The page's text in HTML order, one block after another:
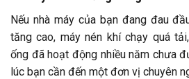
Nếu nhà máy của bạn đang đau
tăng cao, máy nén khí chạy quá
ống đã hoạt động nhiều năm chưa
lúc bạn cần đến một đơn vị chuyên